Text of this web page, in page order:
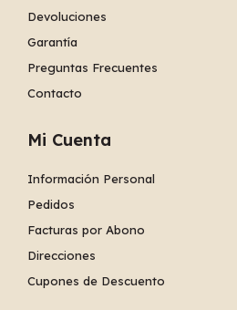
Devoluciones
Garantía
Preguntas Frecuentes
Contacto
Mi Cuenta
Información Personal
Pedidos
Facturas por Abono
Direcciones
Cupones de Descuento